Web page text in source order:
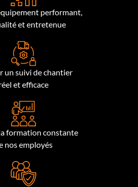
performant,
et entretenue
un suivi de chantier
et efficace
formation constante
nos employés